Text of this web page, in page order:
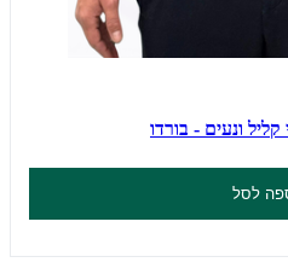
לסל